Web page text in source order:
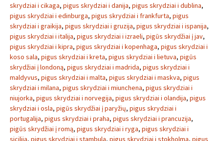
skrydziai i cikaga, pigus skrydziai i danija, pigus skrydziai i dublina,
pigus skrydziai i edinburga, pigus skrydziai i frankfurta, pigus
skrydziai i graikija, pigus skrydziai i gruzija, pigus skrydziai i ispanija,
pigus skrydziai i italija, pigus skrydziai i izraeli, pigūs skrydžiai į jav,
pigus skrydziai i kipra, pigus skrydziai i kopenhaga, pigus skrydziai i
koso sala, pigus skrydziai i kreta, pigus skrydziai i lietuva, pigūs
skrydžiai į londoną, pigus skrydziai i madrida, pigus skrydziai i
maldyvus, pigus skrydziai i malta, pigus skrydziai i maskva, pigus
skrydziai i milana, pigus skrydziai i miunchena, pigus skrydziai i
niujorka, pigus skrydziai i norvegija, pigus skrydziai i olandija, pigus
skrydziai i osla, pigūs skrydžiai į paryžių, pigus skrydziai i
portugalija, pigus skrydziai i praha, pigus skrydziai i prancuzija,
pigūs skrydžiai į romą, pigus skrydziai i ryga, pigus skrydziai i
sicilija, pigus skrydziai i stambula, pigus skrydziai i stokholma, pigus